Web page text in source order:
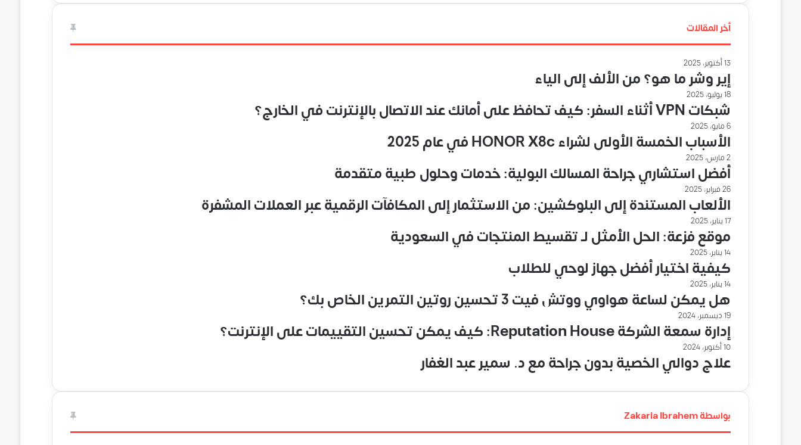
أخر المقالات
13 أكتوبر، 2025
إير وشر ما هو؟ من الألف إلى الياء
18 يوليو، 2025
شبكات VPN أثناء السفر: كيف تحافظ على أمانك عند الاتصال بالإنترنت في الخارج؟
6 مايو، 2025
الأسباب الخمسة الأولى لشراء HONOR X8c في عام 2025
2 مارس، 2025
أفضل استشاري جراحة المسالك البولية: خدمات وحلول طبية متقدمة
26 فبراير، 2025
الألعاب المستندة إلى البلوكشين: من الاستثمار إلى المكافآت الرقمية عبر العملات المشفرة
17 يناير، 2025
موقع فزعة: الحل الأمثل لـ تقسيط المنتجات في السعودية
14 يناير، 2025
كيفية اختيار أفضل جهاز لوحي للطلاب
14 يناير، 2025
هل يمكن لساعة هواوي ووتش فيت 3 تحسين روتين التمرين الخاص بك؟
19 ديسمبر، 2024
إدارة سمعة الشركة Reputation House: كيف يمكن تحسين التقييمات على الإنترنت؟
10 أكتوبر، 2024
علاج دوالي الخصية بدون جراحة مع د. سمير عبد الغفار
بواسطة Zakaria Ibrahem